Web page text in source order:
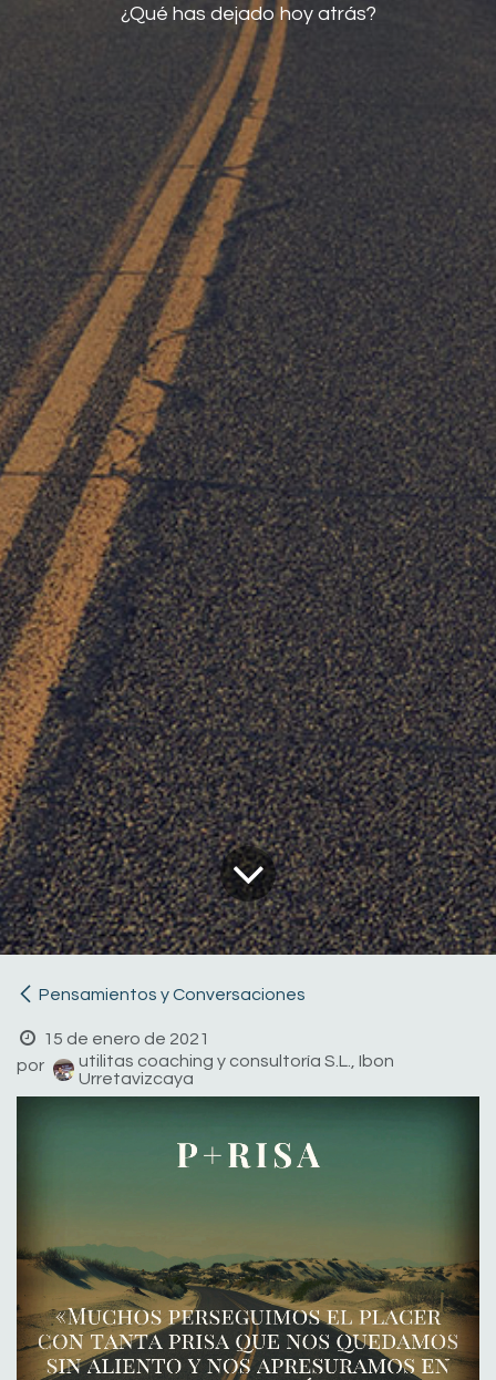
¿Qué has dejado hoy atrás?
Pensamientos y Conversaciones
15 de enero de 2021
por
utilitas coaching y consultoría S.L., Ibon
Urretavizcaya